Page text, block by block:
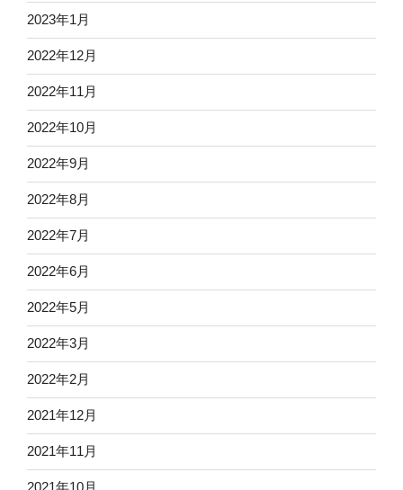
2023年1月
2022年12月
2022年11月
2022年10月
2022年9月
2022年8月
2022年7月
2022年6月
2022年5月
2022年3月
2022年2月
2021年12月
2021年11月
2021年10月